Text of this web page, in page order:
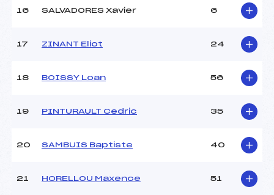
-3
Pénalité appliquée :
23.0000
16 SALVADORES Xavier 6
17 ZINANT Eliot 24
18 BOISSY Loan 56
19 PINTURAULT Cedric 35
20 SAMBUIS Baptiste 40
21 HORELLOU Maxence 51